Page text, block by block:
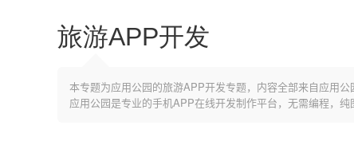
旅游APP开发
本专题为应用公园的旅游APP开发专题，内容全部来自应用公
应用公园是专业的手机APP在线开发制作平台，无需编程，